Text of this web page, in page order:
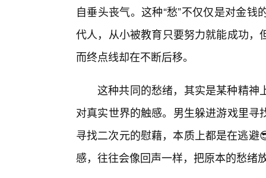
自垂头丧气。这种“愁”不仅仅是对金
代人，从小被教育只要努力就能成功
而终点线却在不断后移。
这种共同的愁绪，其实是某种精神
对真实世界的触感。男生躲进游戏里
寻找二次元的慰藉，本质上都是在逃
感，往往会像回声一样，把原本的愁绪